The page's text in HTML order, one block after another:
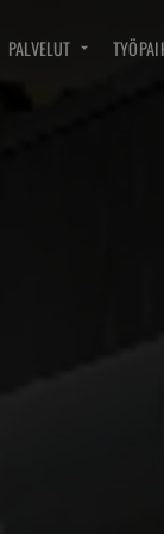
PALVELUT